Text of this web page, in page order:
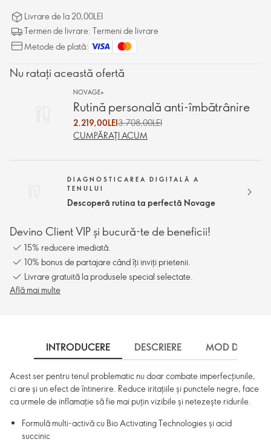
Livrare de la 20,00LEI
Termen de livrare: Termeni de livrare
Metode de plată:
Nu ratați această ofertă
NOVAGE+
Rutină personală anti-îmbătrânire
2.219,00LEI3.708,00LEI
CUMPĂRAȚI ACUM
DIAGNOSTICAREA DIGITALĂ A
TENULUI
Descoperă rutina ta perfectă Novage
Devino Client VIP și bucură-te de beneficii!
15% reducere imediată.
10% bonus de partajare când îți inviți prietenii.
Livrare gratuită la produsele special selectate.
Află mai multe
INTRODUCERE DESCRIERE MOD DE
Acest ser pentru tenul problematic nu doar combate imperfecțiunile,
ci are și un efect de întinerire. Reduce iritațiile și punctele negre, face
ca urmele de inflamație să fie mai puțin vizibile și netezește ridurile.
Formulă multi-activă cu Bio Activating Technologies și acid
succinic